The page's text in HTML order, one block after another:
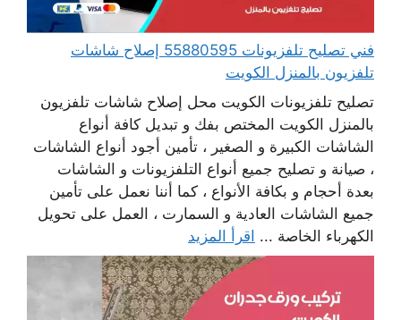
فني تصليح تلفزيونات 55880595 إصلاح شاشات
تلفزيون بالمنزل الكويت
تصليح تلفزيونات الكويت محل إصلاح شاشات تلفزيون
بالمنزل الكويت المختص بفك و تبديل كافة أنواع
الشاشات الكبيرة و الصغير ، تأمين أجود أنواع الشاشات
، صيانة و تصليح جميع أنواع التلفزيونات و الشاشات
بعدة أحجام و بكافة الأنواع ، كما أننا نعمل على تأمين
جميع الشاشات العادية و السمارت ، العمل على تحويل
الكهرباء الخاصة ... اقرأ المزيد